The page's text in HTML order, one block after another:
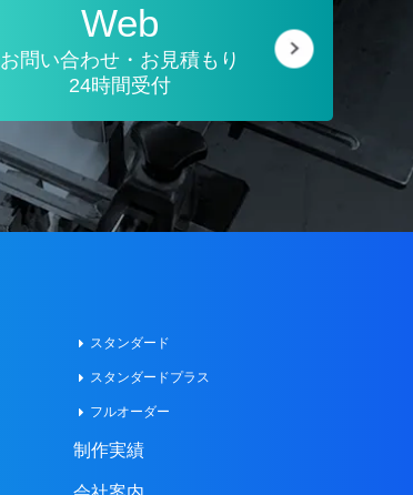
Web
お問い合わせ・お見積もり
24時間受付
スタンダード
スタンダードプラス
フルオーダー
制作実績